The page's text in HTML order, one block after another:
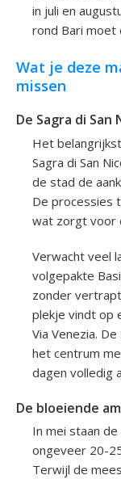
in juli en
rond Bari moet
Wat je deze
missen
De Sagra di San
Het
Sagra di San
de stad de
De processies
wat zorgt voor
Verwacht veel
volgepakte
zonder
plekje vindt op
Via Venezia.
het centrum
dagen volledig
De bloeiende
In mei staan
ongeveer 20-
Terwijl de